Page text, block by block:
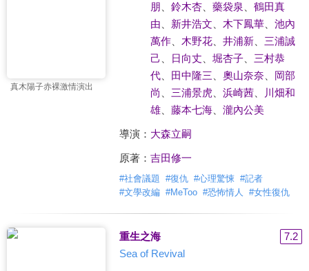
真木陽子赤裸激情演出
朋
鈴木杏、 藥袋泉
鶴田真
由
新井浩文 木下鳳華、 池內
萬作、 木野花、 井浦新、 三浦誠
己
日向丈 堀杏子、 三村恭
代、 田中隆三 奧山奈奈
岡部
尚
三浦景虎、 浜崎茜、
川畑和
雄、 藤本七海、 瀧內公美
導演： 大森立嗣
原著： 吉田修一
#社會議題 #復仇 #心理驚悚 #記者
#文學改編 #MeToo #恐怖情人 #女性復仇
重生之海
7.2
Sea of Revival